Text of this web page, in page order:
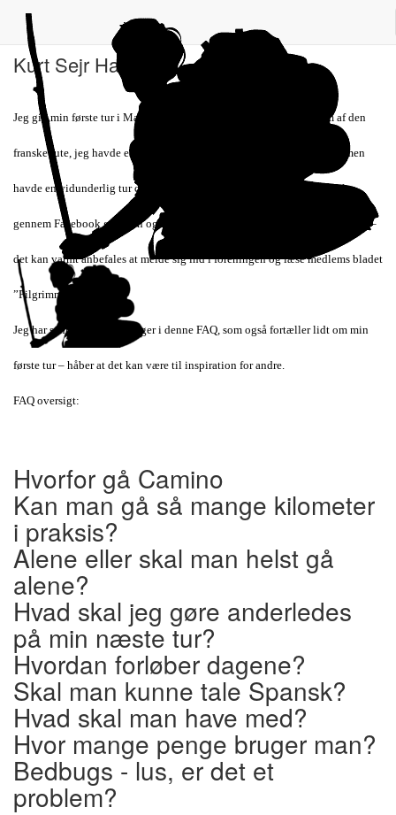
Camino FAQ!
Kurt Sejr Hansen
Jeg gik min første tur i Maj/juni 2014, ikke en helt tur, men 359 km af den
franske rute, jeg havde en del tilløb til turen inden jeg kom fra land – men
havde en vidunderlig tur og havde meget nytte af andres erfaringer, bl.a.
gennem Facebook gruppen og foreningen af ”Danske Santiagopilgrimme” –
det kan varmt anbefales at melde sig ind i foreningen og læse medlems bladet
”Pilgrimmen”.
Jeg har samlet mine erfaringer i denne FAQ, som også fortæller lidt om min
første tur – håber at det kan være til inspiration for andre.
FAQ oversigt:
Hvorfor gå Camino
Kan man gå så mange kilometer
i praksis?
Alene eller skal man helst gå
alene?
Hvad skal jeg gøre anderledes
på min næste tur?
Hvordan forløber dagene?
Skal man kunne tale Spansk?
Hvad skal man have med?
Hvor mange penge bruger man?
Bedbugs - lus, er det et
problem?